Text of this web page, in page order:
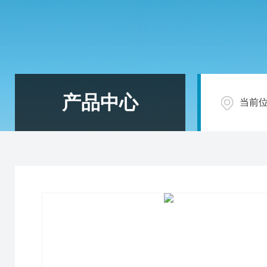
产品中心 当前